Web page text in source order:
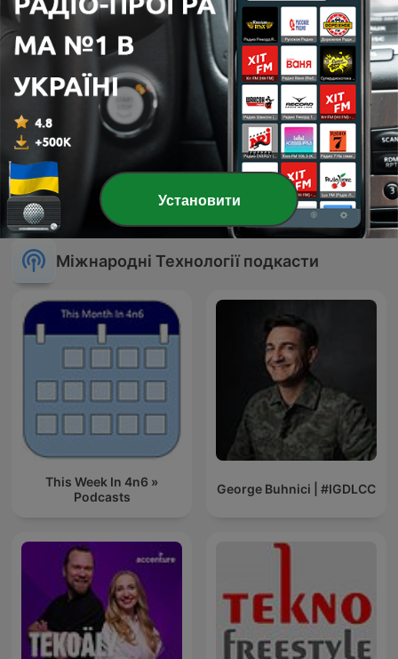
80 mix Пятиминутка React
Міжнародні Технології подкасти
This Week In 4n6 »
Podcasts
George Buhnici | #IGDLCC
Установити